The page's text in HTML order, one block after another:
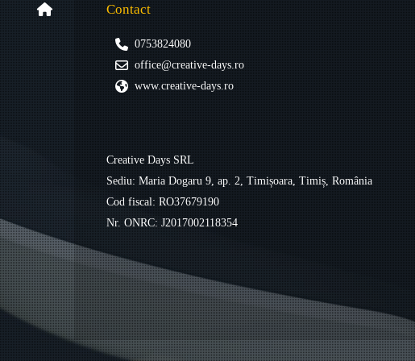
Contact
0753824080
office@creative-days.ro
www.creative-days.ro
Creative Days SRL
Sediu: Maria Dogaru 9, ap. 2, Timișoara, Timiș, România
Cod fiscal: RO37679190
Nr. ONRC: J2017002118354